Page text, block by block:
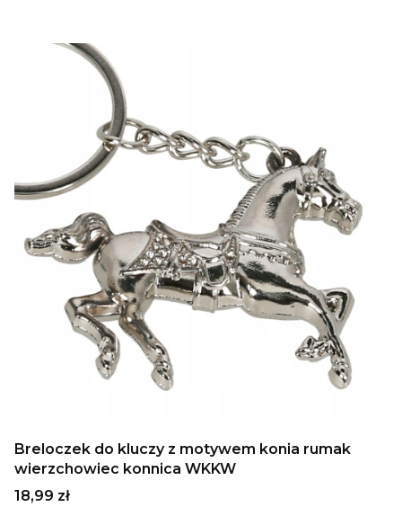
Breloczek do kluczy z motywem konia rumak
wierzchowiec konnica WKKW
Cena
18,99 zł